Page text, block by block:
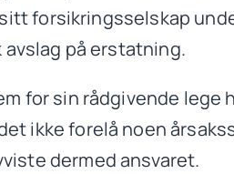
forsikringsselskap
på erstatning.
for sin rådgivende lege
ikke forelå noen
dermed ansvaret.